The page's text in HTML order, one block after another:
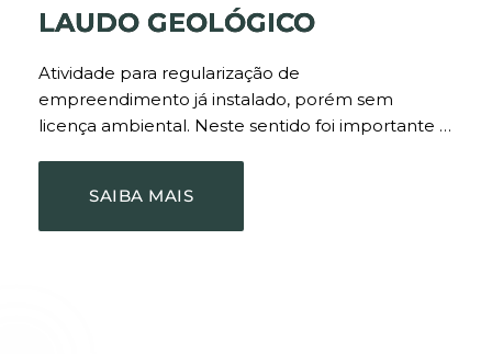
LAUDO GEOLÓGICO
Atividade para regularização de
empreendimento já instalado, porém sem
licença ambiental. Neste sentido foi importante …
SAIBA MAIS